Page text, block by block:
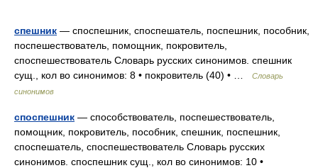
спешник — споспешник, споспешатель, поспешник, пособник,
поспешествователь, помощник, покровитель,
споспешествователь Словарь русских синонимов. спешник
сущ., кол во синонимов: 8 • покровитель (40) • …
Словарь
синонимов
споспешник — способствователь, поспешествователь,
помощник, покровитель, пособник, спешник, поспешник,
споспешатель, споспешествователь Словарь русских
синонимов. споспешник сущ., кол во синонимов: 10 •